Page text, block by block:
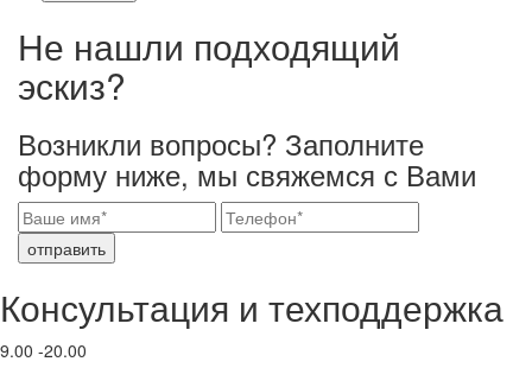
Не нашли подходящий
эскиз?
Возникли вопросы? Заполните
форму ниже, мы свяжемся с Вами
отправить
Консультация и техподдержка
9.00 -20.00